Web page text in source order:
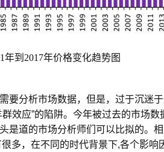
年到 2017年价格变化趋势图
要分析市场数据，但是，过于沉迷
效应”的陷阱。今年被过去的市场
是道的市场分析师们可以比拟的。
多，在不同的时代背景下,各个影响